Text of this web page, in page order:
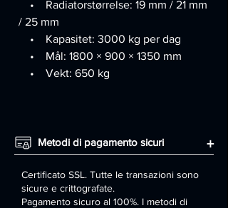
• Radiatorstørrelse: 19 mm / 21 mm
/ 25 mm
• Kapasitet: 3000 kg per dag
• Mål: 1800 × 900 × 1350 mm
• Vekt: 650 kg
Metodi di pagamento sicuri +
Certificato SSL. Tutte le transazioni sono
sicure e crittografate.
Pagamento sicuro al 100%. I metodi di